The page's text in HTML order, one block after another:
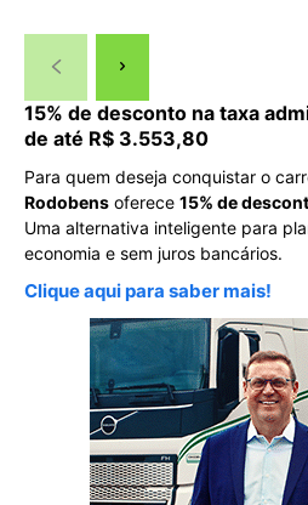
15% de desconto na taxa
de até R$ 3.553,80
Para quem deseja conquistar o
Rodobens oferece 15% de
Uma alternativa inteligente para
economia e sem juros bancários.
Clique aqui para saber mais!